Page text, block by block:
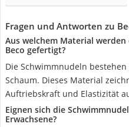
Fragen und Antworten zu
Aus welchem Material
Beco gefertigt?
Die Schwimmnudeln
Schaum. Dieses Material
Auftriebskraft und Elastizität
Eignen sich die
Erwachsene?